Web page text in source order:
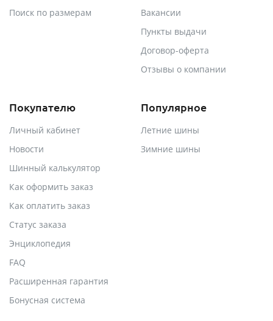
Поиск по размерам
Вакансии
Пункты выдачи
Договор-оферта
Отзывы о компании
Покупателю
Личный кабинет
Новости
Шинный калькулятор
Как оформить заказ
Как оплатить заказ
Статус заказа
Энциклопедия
FAQ
Расширенная гарантия
Бонусная система
Популярное
Летние шины
Зимние шины